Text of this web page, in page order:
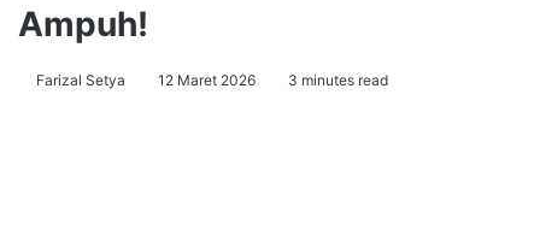
Ampuh!
Farizal Setya 12 Maret 2026 3 minutes read